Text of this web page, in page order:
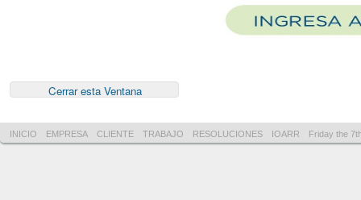
INICIO EMPRESA CLIENTE TRABAJO RESOLUCIONES IOARR Friday the